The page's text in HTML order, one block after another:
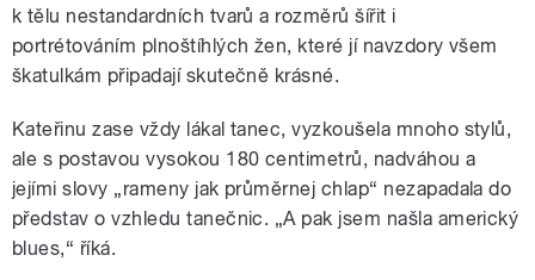
k tělu nestandardních tvarů a rozměrů šířit i
portrétováním plnoštíhlých žen, které jí navzdory všem
škatulkám připadají skutečně krásné.
Kateřinu zase vždy lákal tanec, vyzkoušela mnoho stylů,
ale s postavou vysokou 180 centimetrů, nadváhou a
jejími slovy „rameny jak průměrnej chlap“ nezapadala do
představ o vzhledu tanečnic. „A pak jsem našla americký
blues,“ říká.